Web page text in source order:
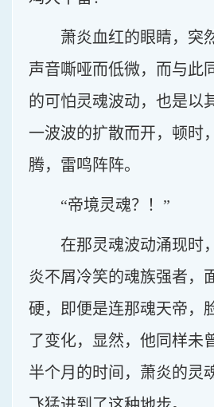
萧炎血红的眼睛，突
声音嘶哑而低微，而与此
的可怕灵魂波动，也是以
一波波的扩散而开，顿时
腾，雷鸣阵阵。
“帝境灵魂？！”
在那灵魂波动涌现时
炎不屑冷笑的魂族强者，
硬，即便是连那魂天帝，
了变化，显然，他同样未
半个月的时间，萧炎的灵